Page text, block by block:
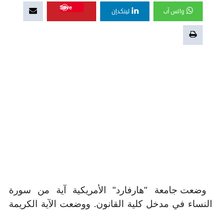
واتس آب لينكدإن
Save
وضعت جامعة "هارفارد" الأمريكية آية من سورة
النساء في مدخل كلية القانون. ووضعت الآية الكريمة